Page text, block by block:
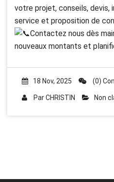
votre projet, conseils, devis,
service et proposition de
Contactez nous dès
nouveaux montants et
18 Nov, 2025 (0)
ParCHRISTIN Non